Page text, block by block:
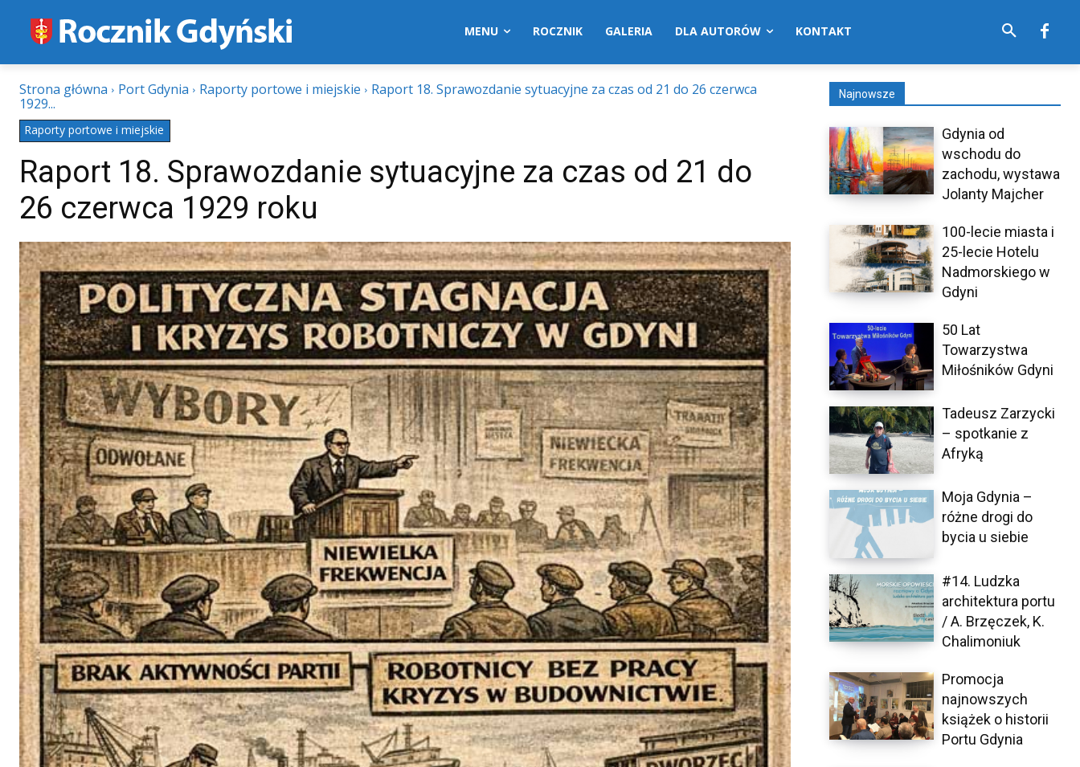
MENU ROCZNIK GALERIA DLA AUTORÓW KONTAKT
Strona główna Port Gdynia Raporty portowe i miejskie
Raport 18. Sprawozdanie sytuacyjne za czas od 21 do 26 czerwca
1929...
Raporty portowe i miejskie
Raport 18. Sprawozdanie sytuacyjne za czas od 21 do
26 czerwca 1929 roku
Najnowsze
Gdynia od
wschodu do
zachodu, wystawa
Jolanty Majcher
100-lecie miasta i
25-lecie Hotelu
Nadmorskiego w
Gdyni
50 Lat
Towarzystwa
Miłośników Gdyni
Tadeusz Zarzycki
– spotkanie z
Afryką
Moja Gdynia –
różne drogi do
bycia u siebie
#14. Ludzka
architektura portu
/ A. Brzęczek, K.
Chalimoniuk
Promocja
najnowszych
książek o historii
Portu Gdynia